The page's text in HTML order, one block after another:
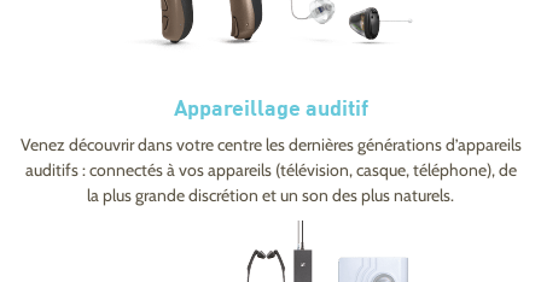
Appareillage auditif
Venez découvrir dans votre centre les dernières générations d’appareils
auditifs : connectés à vos appareils (télévision, casque, téléphone), de
la plus grande discrétion et un son des plus naturels.